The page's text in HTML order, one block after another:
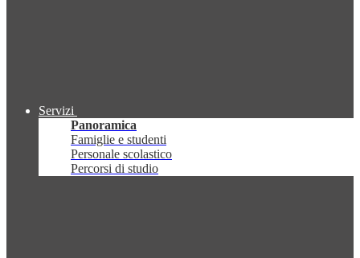
Servizi
Panoramica
Famiglie e studenti
Personale scolastico
Percorsi di studio